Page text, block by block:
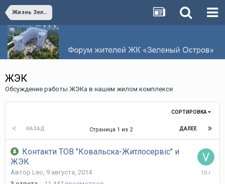
Жизнь Зеленого Острова
ЖЭК
Обсуждение работы ЖЭКа в нашем жилом комплексе
СОРТИРОВКА
НАЗАД ДАЛЕЕ
Страница 1 из 2
Контакти ТОВ "Ковальска-Житлосервіс" и
ЖЭК
Автор Leo, 9 августа, 2014
23